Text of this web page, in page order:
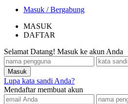
Masuk / Bergabung
MASUK
DAFTAR
Selamat Datang! Masuk ke akun Anda
Lupa kata sandi Anda?
Mendaftar membuat akun